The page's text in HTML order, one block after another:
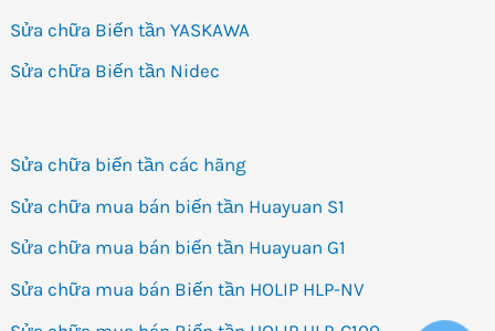
Sửa chữa Biến tần YASKAWA
Sửa chữa Biến tần Nidec
Sửa chữa biến tần các hãng
Sửa chữa mua bán biến tần Huayuan S1
Sửa chữa mua bán biến tần Huayuan G1
Sửa chữa mua bán Biến tần HOLIP HLP-NV